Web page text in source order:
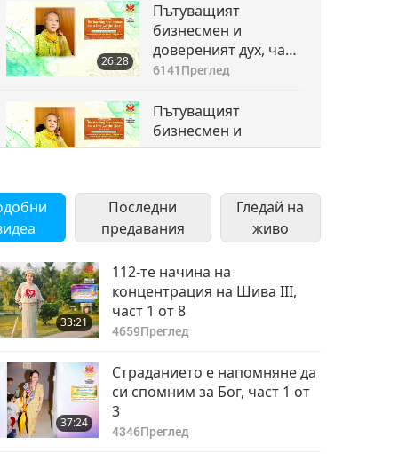
26:28
Пътуващият
бизнесмен и
довереният дух, част
3 от 6
6141 Преглед
Пътуващият
бизнесмен и
довереният дух, част
Пътуващият
бизнесмен и
5 от 6
6264Преглед
Пътуващият
бизнесмен и
6 от 6
7464Преглед
Последни
предавания
Гледай на
живо
33:21
112-те начина на
концентрация на Шива III,
част 1 от 8
4659Преглед
37:24
Страданието е напомняне да
си спомним за Бог, част 1 от
3
4346Преглед